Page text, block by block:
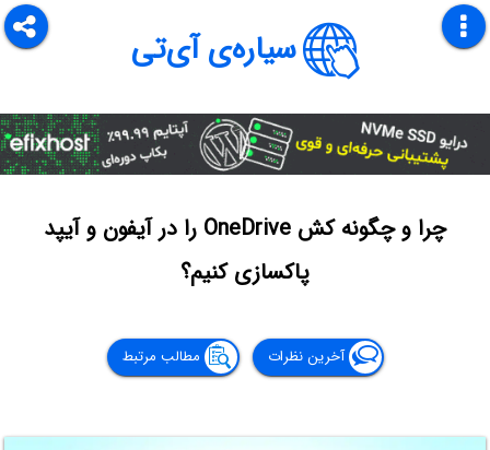
سیاره‌ی آی‌تی
چرا و چگونه کش OneDrive را در آیفون و آیپد
پاکسازی کنیم؟
آخرین نظرات مطالب مرتبط